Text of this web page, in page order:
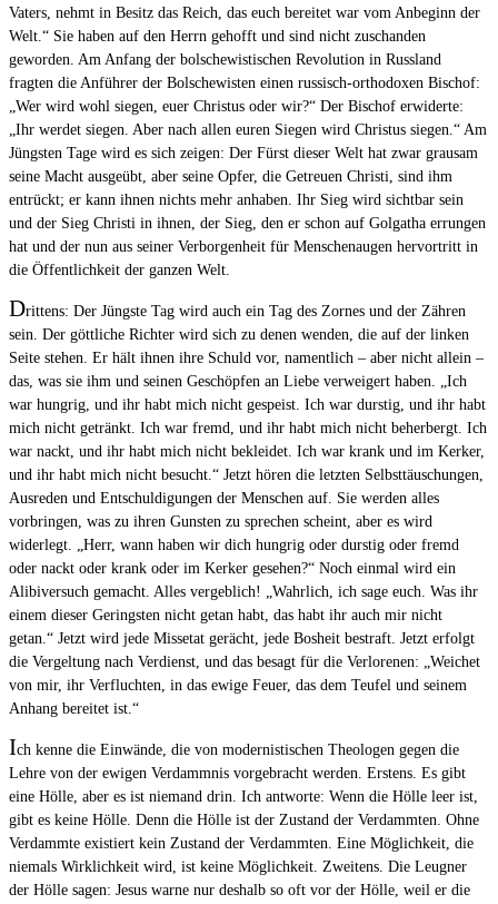
Vaters, nehmt in Besitz das Reich, das euch bereitet war vom Anbeginn der
Welt.“ Sie haben auf den Herrn gehofft und sind nicht zuschanden
geworden. Am Anfang der bolschewistischen Revolution in Russland
fragten die Anführer der Bolschewisten einen russisch-orthodoxen Bischof:
„Wer wird wohl siegen, euer Christus oder wir?“ Der Bischof erwiderte:
„Ihr werdet siegen. Aber nach allen euren Siegen wird Christus siegen.“ Am
Jüngsten Tage wird es sich zeigen: Der Fürst dieser Welt hat zwar grausam
seine Macht ausgeübt, aber seine Opfer, die Getreuen Christi, sind ihm
entrückt; er kann ihnen nichts mehr anhaben. Ihr Sieg wird sichtbar sein
und der Sieg Christi in ihnen, der Sieg, den er schon auf Golgatha errungen
hat und der nun aus seiner Verborgenheit für Menschenaugen hervortritt in
die Öffentlichkeit der ganzen Welt.
Drittens: Der Jüngste Tag wird auch ein Tag des Zornes und der Zähren
sein. Der göttliche Richter wird sich zu denen wenden, die auf der linken
Seite stehen. Er hält ihnen ihre Schuld vor, namentlich – aber nicht allein –
das, was sie ihm und seinen Geschöpfen an Liebe verweigert haben. „Ich
war hungrig, und ihr habt mich nicht gespeist. Ich war durstig, und ihr habt
mich nicht getränkt. Ich war fremd, und ihr habt mich nicht beherbergt. Ich
war nackt, und ihr habt mich nicht bekleidet. Ich war krank und im Kerker,
und ihr habt mich nicht besucht.“ Jetzt hören die letzten Selbsttäuschungen,
Ausreden und Entschuldigungen der Menschen auf. Sie werden alles
vorbringen, was zu ihren Gunsten zu sprechen scheint, aber es wird
widerlegt. „Herr, wann haben wir dich hungrig oder durstig oder fremd
oder nackt oder krank oder im Kerker gesehen?“ Noch einmal wird ein
Alibiversuch gemacht. Alles vergeblich! „Wahrlich, ich sage euch. Was ihr
einem dieser Geringsten nicht getan habt, das habt ihr auch mir nicht
getan.“ Jetzt wird jede Missetat gerächt, jede Bosheit bestraft. Jetzt erfolgt
die Vergeltung nach Verdienst, und das besagt für die Verlorenen: „Weichet
von mir, ihr Verfluchten, in das ewige Feuer, das dem Teufel und seinem
Anhang bereitet ist.“
Ich kenne die Einwände, die von modernistischen Theologen gegen die
Lehre von der ewigen Verdammnis vorgebracht werden. Erstens. Es gibt
eine Hölle, aber es ist niemand drin. Ich antworte: Wenn die Hölle leer ist,
gibt es keine Hölle. Denn die Hölle ist der Zustand der Verdammten. Ohne
Verdammte existiert kein Zustand der Verdammten. Eine Möglichkeit, die
niemals Wirklichkeit wird, ist keine Möglichkeit. Zweitens. Die Leugner
der Hölle sagen: Jesus warne nur deshalb so oft vor der Hölle, weil er die